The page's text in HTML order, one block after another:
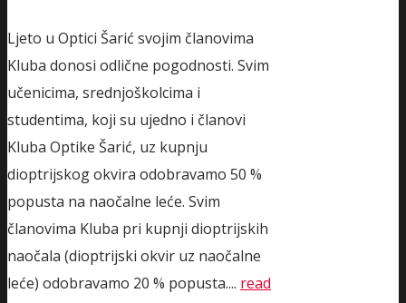
Ljeto u Optici Šarić svojim članovima
Kluba donosi odlične pogodnosti. Svim
učenicima, srednjoškolcima i
studentima, koji su ujedno i članovi
Kluba Optike Šarić, uz kupnju
dioptrijskog okvira odobravamo 50 %
popusta na naočalne leće. Svim
članovima Kluba pri kupnji dioptrijskih
naočala (dioptrijski okvir uz naočalne
leće) odobravamo 20 % popusta.... read